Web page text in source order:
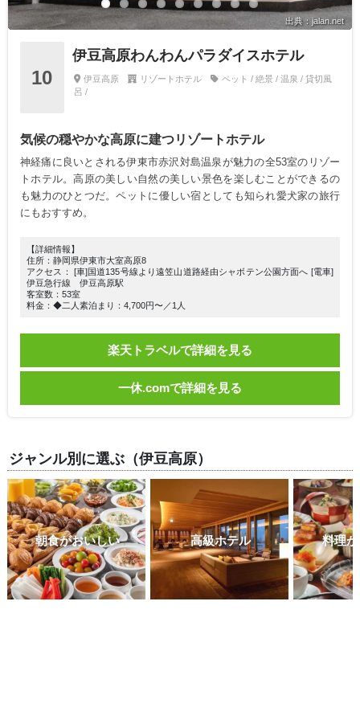
出典：jalan.net
10
伊豆高原わんわんパラダイスホテル
伊豆高原 リゾートホテル
ペット / 絶景 / 温泉 / 貸切風
呂 /
気候の穏やかな高原に建つリゾートホテル
神経痛に良いとされる伊東市赤沢対島温泉が魅力の全53室のリゾー
トホテル。高原の美しい自然の美しい景色を楽しむことができるの
も魅力のひとつだ。ペットに優しい宿としても知られ愛犬家の旅行
にもおすすめ。
【詳細情報】
住所：静岡県伊東市大室高原8
アクセス： [車]国道135号線より遠笠山道路経由シャボテン公園方面へ [電車]
伊豆急行線 伊豆高原駅
客室数：53室
料金：◆二人素泊まり：4,700円〜／1人
楽天トラベルで詳細を見る
一休.comで詳細を見る
ジャンル別に選ぶ（伊豆高原）
朝食がおいしい 高級ホテル 料理